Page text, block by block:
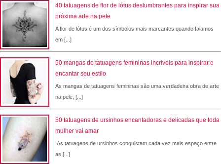
40 tatuagens de flor de lótus deslumbrantes para inspirar sua
próxima arte na pele
A flor de lótus é um dos símbolos mais marcantes quando falamos
em [...]
50 mangas de tatuagens femininas incríveis para inspirar e
encantar seu estilo
As mangas de tatuagens femininas são uma verdadeira obra de arte
na pele, [...]
50 tatuagens de ursinhos encantadoras e delicadas que toda
mulher vai amar
As tatuagens de ursinhos conquistam cada vez mais espaço entre
as [...]